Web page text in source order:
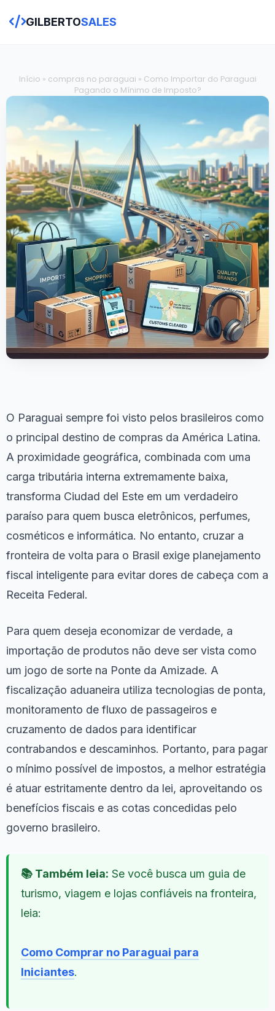
GILBERTOSALES
Início » compras no paraguai » Como Importar do Paraguai
Pagando o Mínimo de Imposto?
O Paraguai sempre foi visto pelos brasileiros como
o principal destino de compras da América Latina.
A proximidade geográfica, combinada com uma
carga tributária interna extremamente baixa,
transforma Ciudad del Este em um verdadeiro
paraíso para quem busca eletrônicos, perfumes,
cosméticos e informática. No entanto, cruzar a
fronteira de volta para o Brasil exige planejamento
fiscal inteligente para evitar dores de cabeça com a
Receita Federal.
Para quem deseja economizar de verdade, a
importação de produtos não deve ser vista como
um jogo de sorte na Ponte da Amizade. A
fiscalização aduaneira utiliza tecnologias de ponta,
monitoramento de fluxo de passageiros e
cruzamento de dados para identificar
contrabandos e descaminhos. Portanto, para pagar
o mínimo possível de impostos, a melhor estratégia
é atuar estritamente dentro da lei, aproveitando os
benefícios fiscais e as cotas concedidas pelo
governo brasileiro.
📚 Também leia: Se você busca um guia de
turismo, viagem e lojas confiáveis na fronteira,
leia:
Como Comprar no Paraguai para
Iniciantes.